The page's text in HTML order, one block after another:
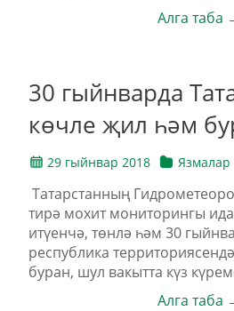
Алга таба
30 гыйнварда
көчле җил һәм
29 гыйнвар 2018 Язмалар
Татарстанның
тирә мохит мониторингы
итүенчә, төнлә һәм 30
республика
буран, шул вакытта күз
Алга таба